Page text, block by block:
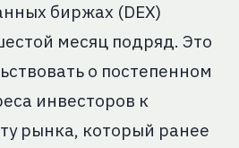
биржах (DEX)
месяц подряд. Это
о постепенном
инвесторов к
рынка, который ранее